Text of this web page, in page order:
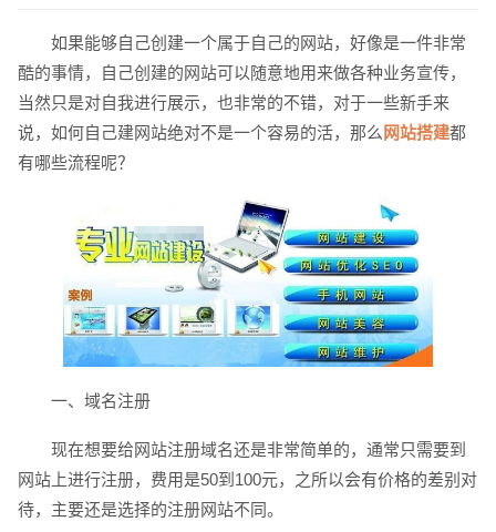
如果能够自己创建一个属于自己的网站，好像是一件非常
酷的事情，自己创建的网站可以随意地用来做各种业务宣传，
当然只是对自我进行展示，也非常的不错，对于一些新手来
说，如何自己建网站绝对不是一个容易的活，那么 网站搭建都
有哪些流程呢？
一、域名注册
现在想要给网站注册域名还是非常简单的，通常只需要到
网站上进行注册，费用是50到100元，之所以会有价格的差别对
待，主要还是选择的注册网站不同。
电话